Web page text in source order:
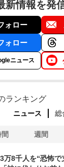
新情報を発
ォロー
ォロー
ニュース
ランキング
ニュース 総
週間
3万8千人を“恐怖